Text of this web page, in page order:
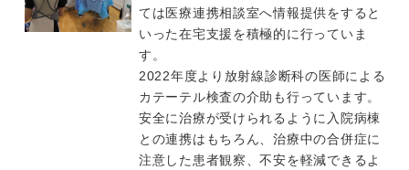
ては医療連携相談室へ情報提供をすると
いった在宅支援を積極的に行っていま
す。
2022年度より放射線診断科の医師による
カテーテル検査の介助も行っています。
安全に治療が受けられるように入院病棟
との連携はもちろん、治療中の合併症に
注意した患者観察、不安を軽減できるよ